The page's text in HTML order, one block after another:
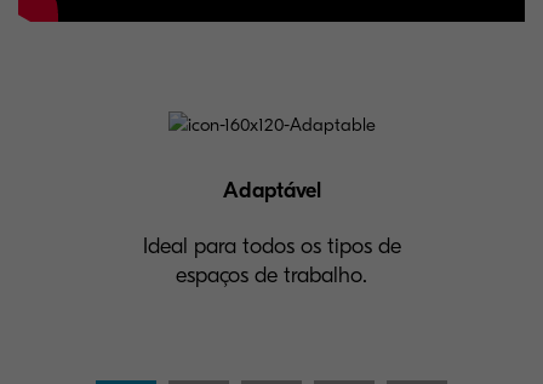
Adaptável
Ideal para todos os tipos de
espaços de trabalho.